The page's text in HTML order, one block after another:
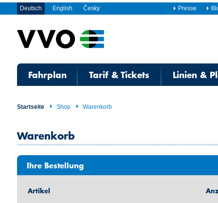
Deutsch English Česky Presse
Fahrplan Tarif & Tickets Linien &
Startseite Shop Warenkorb
Warenkorb
Ihre Bestellung
Artikel